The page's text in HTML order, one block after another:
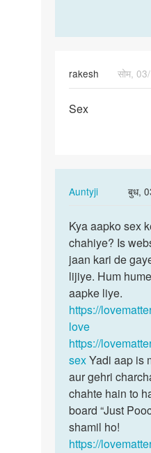
rakesh
सोम,
Sex
Sex
Auntyji
बुध,
In
to
Sex
by
rakesh
Kya
aapko
sex
ke
jaankari…
Kya aapko sex
chahiye? Is
jaan kari de
lijiye. Hum
aapke liye.
https://
love
https://
sexYadi aap is
aur gehri
chahte hain to
board “Just
shamil ho!
https://